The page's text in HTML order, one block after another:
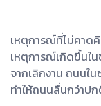
เหตุการณ์ที่ไม่คาด
เหตุการณ์เกิดขึ้นใ
จากเลิกงาน ถนนใ
ทำให้ถนนลื่นกว่าป